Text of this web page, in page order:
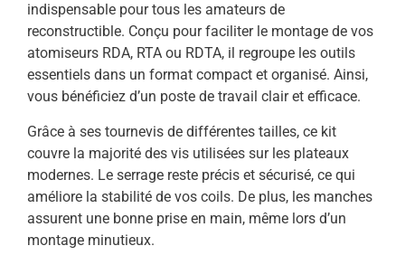
indispensable pour tous les amateurs de
reconstructible. Conçu pour faciliter le montage de vos
atomiseurs RDA, RTA ou RDTA, il regroupe les outils
essentiels dans un format compact et organisé. Ainsi,
vous bénéficiez d’un poste de travail clair et efficace.
Grâce à ses tournevis de différentes tailles, ce kit
couvre la majorité des vis utilisées sur les plateaux
modernes. Le serrage reste précis et sécurisé, ce qui
améliore la stabilité de vos coils. De plus, les manches
assurent une bonne prise en main, même lors d’un
montage minutieux.